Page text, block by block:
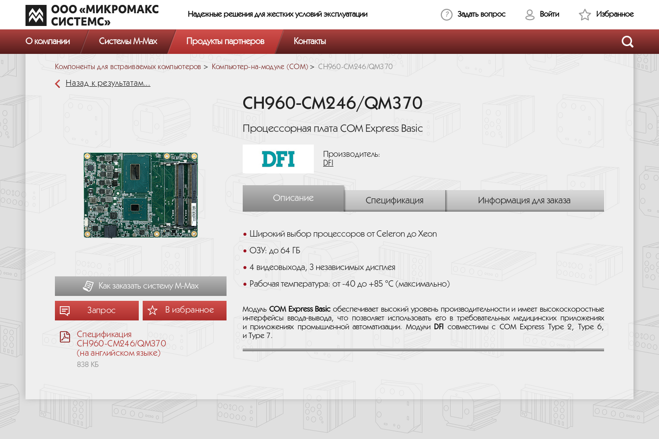
Надежные решения для жестких условий эксплуатации Задать вопрос Войти Избранное
О компании Системы M-Max Продукты партнеров Контакты
Компоненты для встраиваемых компьютеров Компьютер-на-модуле (COM) CH960-CM246/QM370
Назад к результатам...
Как заказать систему М-Мах
Запрос В избранное
Спецификация
CH960-CM246/QM370
(на английском языке)
838 КБ
CH960-CM246/QM370
Процессорная плата COM Express Basic
Производитель:
DFI
Описание Спецификация Информация для заказа
Широкий выбор процессоров от Celeron до Xeon
ОЗУ: до 64 ГБ
4 видеовыхода, 3 независимых дисплея
Рабочая температура: от -40 до +85 °C (максимально)
Модуль COM Express Basic обеспечивает высокий уровень производительности и имеет высокоскоростные
интерфейсы ввода-вывода, что позволяет использовать его в требовательных медицинских приложениях
и приложениях промышленной автоматизации. Модули
DFI
совместимы с COM Express Type 2, Type 6,
и Type 7.